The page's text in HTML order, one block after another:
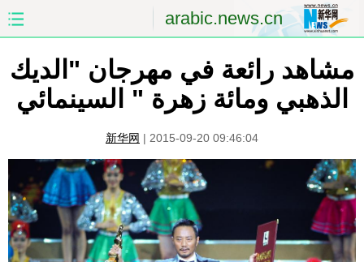
arabic.news.cn
الصين الصفحة الأولى
الشرق الأوسط العالم
الاقتصاد
العلوم والصحة الثقافة والتعليم
الرياضة السياحة والبيئة
مشاهد رائعة في مهرجان "الديك
الذهبي ومائة زهرة " السينمائي
新华网 | 2015-09-20 09:46:04